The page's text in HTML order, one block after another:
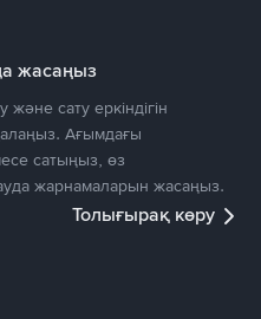
жасаңыз
сату еркіндігін
Ағымдағы
сатыңыз, өз
жарнамаларын жасаңыз.
Толығырақ көру